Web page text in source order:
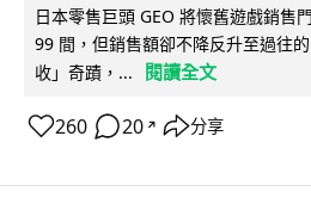
日本零售巨頭 GEO 將懷舊遊戲銷售
99 間，但銷售額卻不降反升至過往
收」奇蹟，...
閱讀全文
260 20 ↗ 分享